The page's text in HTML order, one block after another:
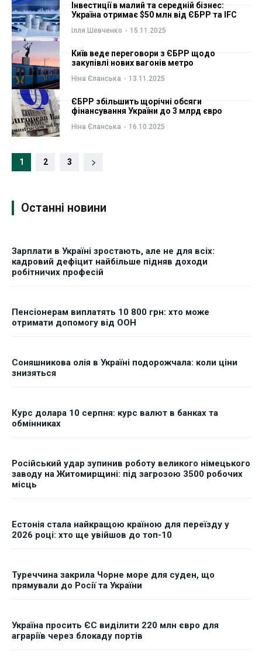
Інвестиції в малий та середній бізнес:
Україна отримає $50 млн від ЄБРР та IFC
Ілля Шевченко - 15.11.2025
Київ веде переговори з ЄБРР щодо
закупівлі нових вагонів метро
Ніна Єланська - 13.11.2025
ЄБРР збільшить щорічні обсяги
фінансування України до 3 млрд євро
Ніна Єланська - 16.10.2025
1 2 3
Останні новини
Зарплати в Україні зростають, але не для всіх:
кадровий дефіцит найбільше підняв доходи
робітничих професій
Пенсіонерам виплатять 10 800 грн: хто може
отримати допомогу від ООН
Соняшникова олія в Україні подорожчала: коли ціни
знизяться
Курс долара 10 серпня: курс валют в банках та
обмінниках
Російський удар зупинив роботу великого німецького
заводу на Житомирщині: під загрозою 3500 робочих
місць
Естонія стала найкращою країною для переїзду у
2026 році: хто ще увійшов до топ-10
Туреччина закрила Чорне море для суден, що
прямували до Росії та України
Україна просить ЄС виділити 220 млн євро для
аграріїв через блокаду портів